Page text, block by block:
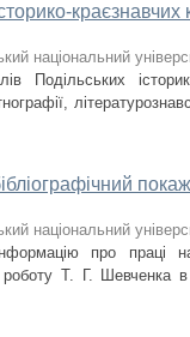
національний
Подільських
національний
про праці
Т. Г. Шевченка в